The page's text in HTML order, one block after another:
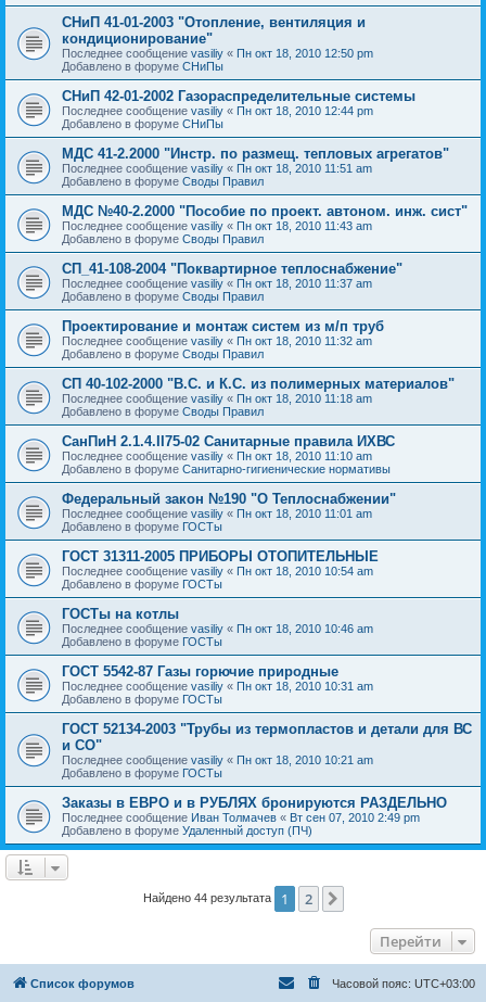
СНиП 41-01-2003 "Отопление, вентиляция и
кондиционирование"
Последнее сообщение vasiliy « Пн окт 18, 2010 12:50 pm
Добавлено в форуме СНиПы
СНиП 42-01-2002 Газораспределительные системы
Последнее сообщение vasiliy « Пн окт 18, 2010 12:44 pm
Добавлено в форуме СНиПы
МДС 41-2.2000 "Инстр. по размещ. тепловых агрегатов"
Последнее сообщение vasiliy « Пн окт 18, 2010 11:51 am
Добавлено в форуме Своды Правил
МДС №40-2.2000 "Пособие по проект. автоном. инж. сист"
Последнее сообщение vasiliy « Пн окт 18, 2010 11:43 am
Добавлено в форуме Своды Правил
СП_41-108-2004 "Поквартирное теплоснабжение"
Последнее сообщение vasiliy « Пн окт 18, 2010 11:37 am
Добавлено в форуме Своды Правил
Проектирование и монтаж систем из м/п труб
Последнее сообщение vasiliy « Пн окт 18, 2010 11:32 am
Добавлено в форуме Своды Правил
СП 40-102-2000 "В.С. и К.С. из полимерных материалов"
Последнее сообщение vasiliy « Пн окт 18, 2010 11:18 am
Добавлено в форуме Своды Правил
СанПиН 2.1.4.II75-02 Санитарные правила ИХВС
Последнее сообщение vasiliy « Пн окт 18, 2010 11:10 am
Добавлено в форуме Санитарно-гигиенические нормативы
Федеральный закон №190 "О Теплоснабжении"
Последнее сообщение vasiliy « Пн окт 18, 2010 11:01 am
Добавлено в форуме ГОСТы
ГОСТ 31311-2005 ПРИБОРЫ ОТОПИТЕЛЬНЫЕ
Последнее сообщение vasiliy « Пн окт 18, 2010 10:54 am
Добавлено в форуме ГОСТы
ГОСТы на котлы
Последнее сообщение vasiliy « Пн окт 18, 2010 10:46 am
Добавлено в форуме ГОСТы
ГОСТ 5542-87 Газы горючие природные
Последнее сообщение vasiliy « Пн окт 18, 2010 10:31 am
Добавлено в форуме ГОСТы
ГОСТ 52134-2003 "Трубы из термопластов и детали для ВС
и СО"
Последнее сообщение vasiliy « Пн окт 18, 2010 10:21 am
Добавлено в форуме ГОСТы
Заказы в ЕВРО и в РУБЛЯХ бронируются РАЗДЕЛЬНО
Последнее сообщение Иван Толмачев « Вт сен 07, 2010 2:49 pm
Добавлено в форуме Удаленный доступ (ПЧ)
Найдено 44 результата 1 2
Перейти
Список форумов Часовой пояс: UTC+03:00